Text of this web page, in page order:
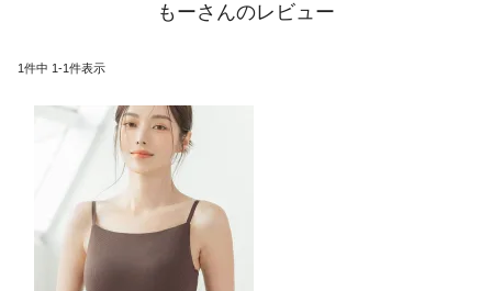
もーさんのレビュー
1件中 1-1件表示